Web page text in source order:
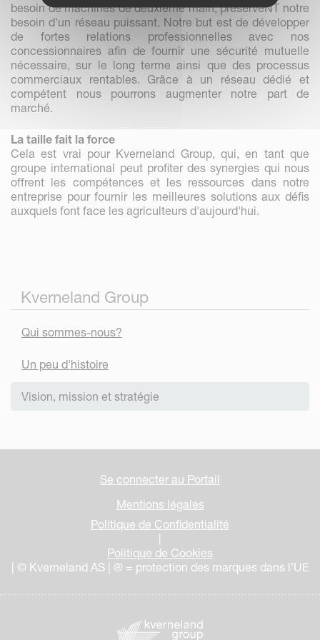
besoin de machines de deuxième main, préserveNT notre
besoin d'un réseau puissant. Notre but est de développer
de fortes relations professionnelles avec nos
concessionnaires afin de fournir une sécurité mutuelle
nécessaire, sur le long terme ainsi que des processus
commerciaux rentables. Grâce à un réseau dédié et
compétent nous pourrons augmenter notre part de
marché.
La taille fait la force
Cela est vrai pour Kverneland Group, qui, en tant que
groupe international peut profiter des synergies qui nous
offrent les compétences et les ressources dans notre
entreprise pour fournir les meilleures solutions aux défis
auxquels font face les agriculteurs d'aujourd'hui.
Kverneland Group
Qui sommes-nous?
Un peu d'histoire
Vision, mission et stratégie
Se connecter au Portail
Mentions légales
Politique de Confidentialité
Politique de Cookies
| © Kverneland AS | ® = protection des marques dans l’UE